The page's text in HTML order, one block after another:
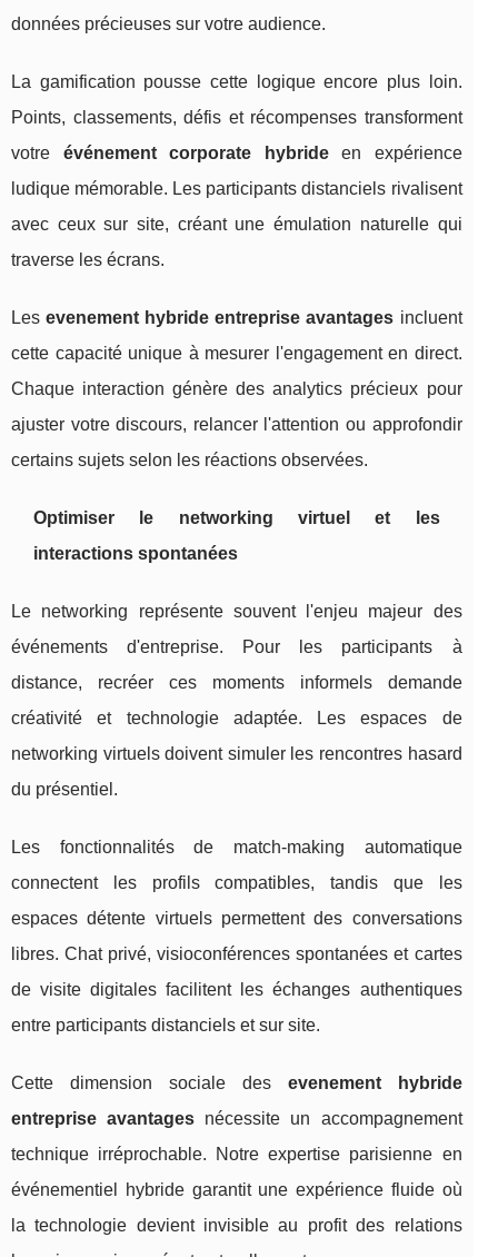
données précieuses sur votre audience.
La gamification pousse cette logique encore plus loin.
Points, classements, défis et récompenses transforment
votre événement corporate hybrideen expérience
ludique mémorable. Les participants distanciels rivalisent
avec ceux sur site, créant une émulation naturelle qui
traverse les écrans.
Lesevenement hybride entreprise avantages incluent
cette capacité unique à mesurer l'engagement en direct.
Chaque interaction génère des analytics précieux pour
ajuster votre discours, relancer l'attention ou approfondir
certains sujets selon les réactions observées.
Optimiser le networking virtuel et les
interactions spontanées
Le networking représente souvent l'enjeu majeur des
événements d'entreprise. Pour les participants à
distance, recréer ces moments informels demande
créativité et technologie adaptée. Les espaces de
networking virtuels doivent simuler les rencontres hasard
du présentiel.
Les fonctionnalités de match-making automatique
connectent les profils compatibles, tandis que les
espaces détente virtuels permettent des conversations
libres. Chat privé, visioconférences spontanées et cartes
de visite digitales facilitent les échanges authentiques
entre participants distanciels et sur site.
Cette dimension sociale des evenement hybride
entreprise avantages nécessite un accompagnement
technique irréprochable. Notre expertise parisienne en
événementiel hybride garantit une expérience fluide où
la technologie devient invisible au profit des relations